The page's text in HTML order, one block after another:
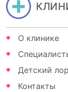
О клинике
Детский
Контакты